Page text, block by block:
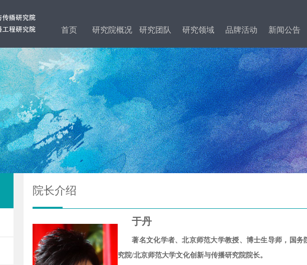
首页 研究院概况 研究团队 研究领域 品牌活动 新闻公告
院长介绍
于丹
著名文化学者、北京师范大学教授、博士生导师，国
究院/北京师范大学文化创新与传播研究院院长。